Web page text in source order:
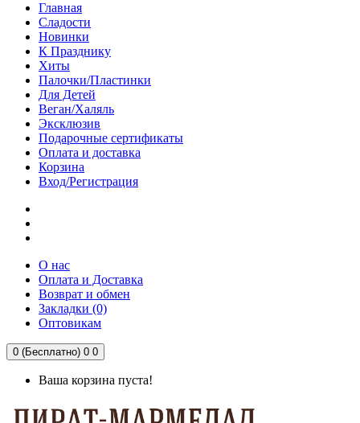
Главная
Сладости
Новинки
К Празднику
Хиты
Палочки/Пластинки
Для Детей
Веган/Халяль
Эксклюзив
Подарочные сертификаты
Оплата и доставка
Корзина
Вход/Регистрация
О нас
Оплата и Доставка
Возврат и обмен
Закладки (0)
Оптовикам
0 (Бесплатно) 0 0
Ваша корзина пуста!